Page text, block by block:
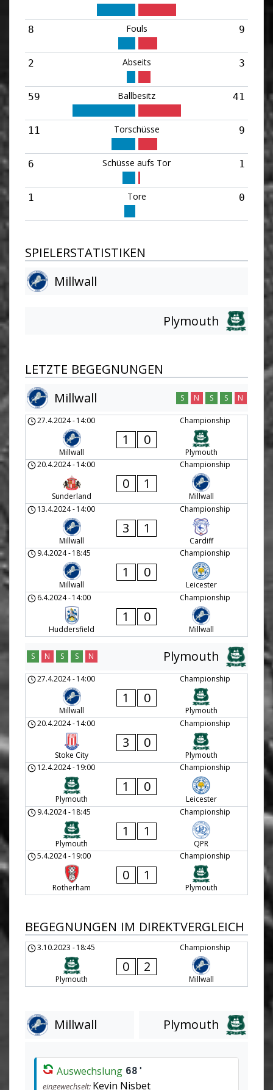
8 Fouls 9
2 Abseits 3
59 Ballbesitz 41
11 Torschüsse 9
6 Schüsse aufs Tor 1
1 Tore 0
SPIELERSTATISTIKEN
Millwall
Plymouth
LETZTE BEGEGNUNGEN
Millwall
S N S S N
Championship
27.4.2024-14:00
Millwall
1 0
Plymouth
Championship
20.4.2024-14:00
Sunderland
0 1
Millwall
Championship
13.4.2024-14:00
Millwall
3 1
Cardiff
Championship
9.4.2024-18:45
Millwall
1 0
Leicester
Championship
6.4.2024-14:00
Huddersfield
1 0
Millwall
Plymouth
S N S S N
Championship
27.4.2024-14:00
Millwall
1 0
Plymouth
Championship
20.4.2024-14:00
Stoke City
3 0
Plymouth
Championship
12.4.2024-19:00
Plymouth
1 0
Leicester
Championship
9.4.2024-18:45
Plymouth
1 1
QPR
Championship
5.4.2024-19:00
Rotherham
0 1
Plymouth
BEGEGNUNGEN IM DIREKTVERGLEICH
Championship
3.10.2023 -18:45
Plymouth
0 2
Millwall
Millwall Plymouth
Auswechslung 68'
eingewechselt: Kevin Nisbet